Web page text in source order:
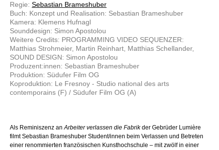
Regie: Sebastian Brameshuber
Buch: Konzept und Realisation: Sebastian Brameshuber
Kamera: Klemens Hufnagl
Sounddesign: Simon Apostolou
Weitere Credits: PROGRAMMING VIDEO SEQUENZER:
Matthias Strohmeier, Martin Reinhart, Matthias Schellander,
SOUND DESIGN: Simon Apostolou
Produzent:innen: Sebastian Brameshuber
Produktion: Südufer Film OG
Koproduktion: Le Fresnoy - Studio national des arts
contemporains (F) / Südufer Film OG (A)
Als Reminiszenz anArbeiter verlassen die Fabrikder Gebrüder Lumière
filmt Sebastian Brameshuber Student/innen beim Verlassen und Betreten
einer renommierten französischen Kunsthochschule – mit zwölf in einer